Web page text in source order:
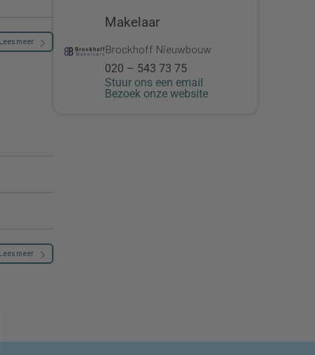
Lees meer
Lees meer
Makelaar
Brockhoff Nieuwbouw
020 – 543 73 75
Stuur ons een email
Bezoek onze website